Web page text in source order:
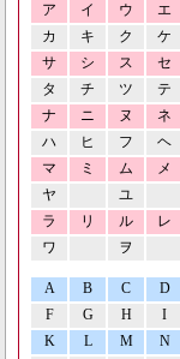
ア イ ウ エ
カ
キ ク ケ
サ
シ ス セ
タ
チ ツ テ
ナ
ニ ヌ ネ
ハ
ヒ フ ヘ
マ
ミ ム メ
ヤ
ユ
ラ
リ ル レ
ワ
ヲ
A B C D
F
G H I
K
L M N